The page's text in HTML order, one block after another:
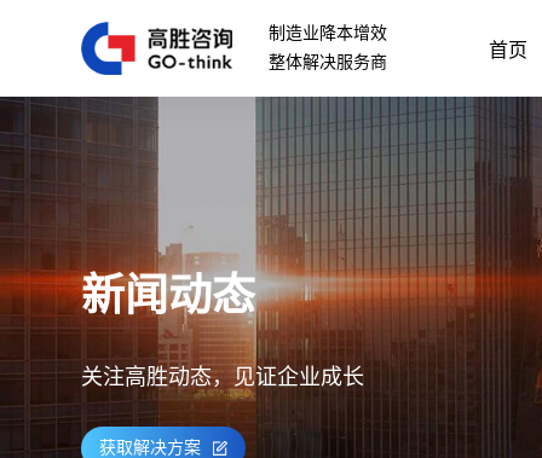
制造业降本增效
整体解决服务商
首页
新闻动态
关注高胜动态，见证企业成长
获取解决方案